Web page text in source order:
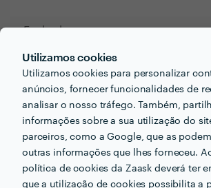
Utilizamos cookies
Utilizamos cookies para personalizar
anúncios, fornecer funcionalidades de
analisar o nosso tráfego. Também,
informações sobre a sua utilização do
parceiros, como a Google, que as
outras informações que lhes forneceu.
política de cookies da Zaask deverá ter
que a utilização de cookies possibilita a
Fechaduras
multiponto
Cilindros de
alta
segurança
Protegem contra
de
Alarmes
Dispositivos